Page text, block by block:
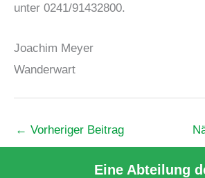
unter 0241/91432800.
Joachim Meyer
Wanderwart
← Vorheriger Beitrag
Eine Abteilung